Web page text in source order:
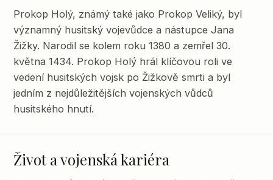
Prokop Holý, známý také jako Prokop Veliký, byl
významný husitský vojevůdce a nástupce Jana
Žižky. Narodil se kolem roku 1380 a zemřel 30.
května 1434. Prokop Holý hrál klíčovou roli ve
vedení husitských vojsk po Žižkově smrti a byl
jedním z nejdůležitějších vojenských vůdců
husitského hnutí.
Život a vojenská kariéra